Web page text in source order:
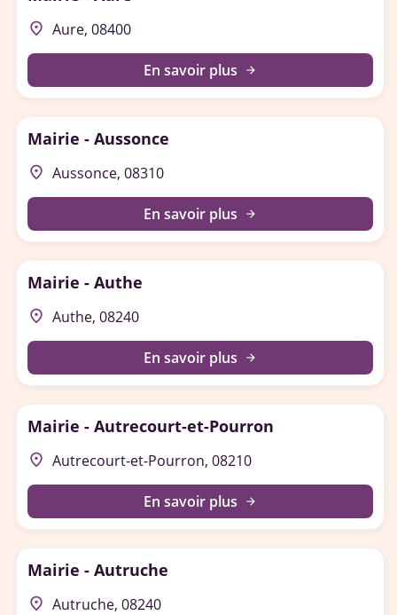
place Aure, 08400
En savoir plus arrow_forward
Mairie - Aussonce
place Aussonce, 08310
En savoir plus arrow_forward
Mairie - Authe
place Authe, 08240
En savoir plus arrow_forward
Mairie - Autrecourt-et-Pourron
place Autrecourt-et-Pourron, 08210
En savoir plus arrow_forward
Mairie - Autruche
place Autruche, 08240